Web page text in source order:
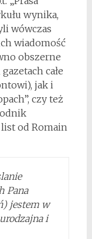
wynika,
wówczas
wiadomość
obszerne
całe
jak i
czy też
od Romain
Pana
jestem w
i